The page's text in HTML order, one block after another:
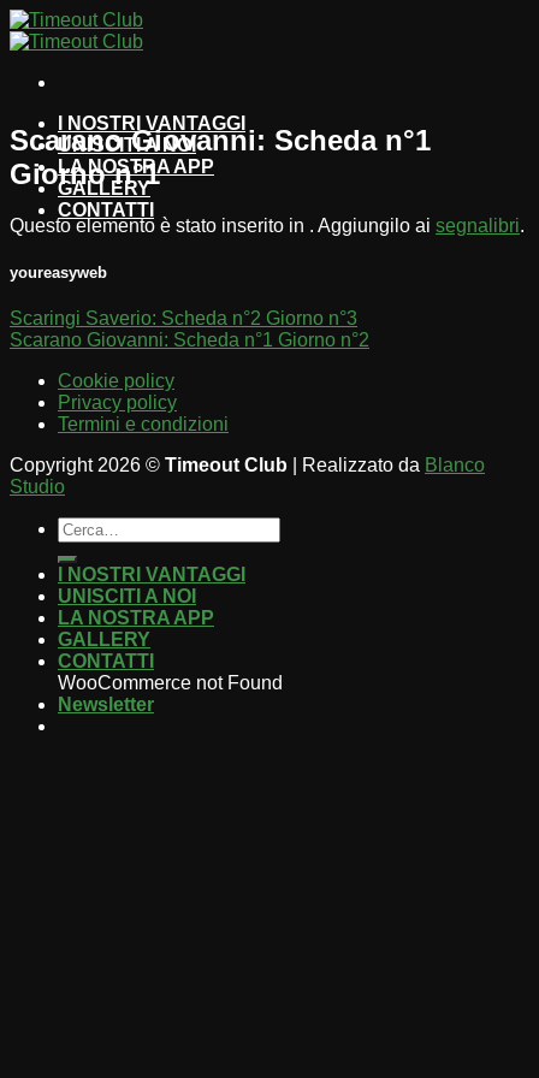
Salta
ai
I NOSTRI VANTAGGI
UNISCITI A NOI
LA NOSTRA APP
GALLERY
CONTATTI
Scarano Giovanni: Scheda n°1
Giorno n°1
Questo elemento è stato inserito in . Aggiungilo ai segnalibri.
youreasyweb
Scaringi Saverio: Scheda n°2 Giorno n°3
Scarano Giovanni: Scheda n°1 Giorno n°2
Cookie policy
Privacy policy
Termini e condizioni
Copyright 2026 © Timeout Club | Realizzato da Blanco
Studio
I NOSTRI VANTAGGI
UNISCITI A NOI
LA NOSTRA APP
GALLERY
CONTATTI
WooCommerce not Found
Newsletter